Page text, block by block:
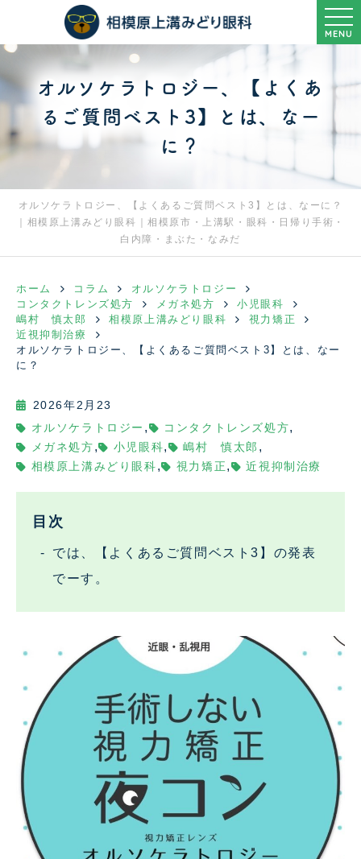
MENU
オルソケラトロジー、【よくあ
るご質問ベスト3】とは、なー
に？
オルソケラトロジー、【よくあるご質問ベスト3】とは、なーに？
｜相模原上溝みどり眼科｜相模原市・上溝駅・眼科・日帰り手術・
白内障・まぶた・なみだ
ホーム コラム
オルソケラトロジー
コンタクトレンズ処方
メガネ処方
小児眼科
嶋村 慎太郎
相模原上溝みどり眼科
視力矯正
近視抑制治療
オルソケラトロジー、【よくあるご質問ベスト3】とは、なー
に？
2026年2月23
オルソケラトロジー , コンタクトレンズ処方,
メガネ処方 , 小児眼科, 嶋村 慎太郎 ,
相模原上溝みどり眼科 , 視力矯正 , 近視抑制治療
目次
では、【よくあるご質問ベスト3】の発表
でーす。